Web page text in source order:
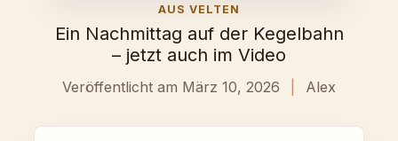
AUS VELTEN
Ein Nachmittag auf der Kegelbahn
– jetzt auch im Video
Veröffentlicht am März 10, 2026 Alex